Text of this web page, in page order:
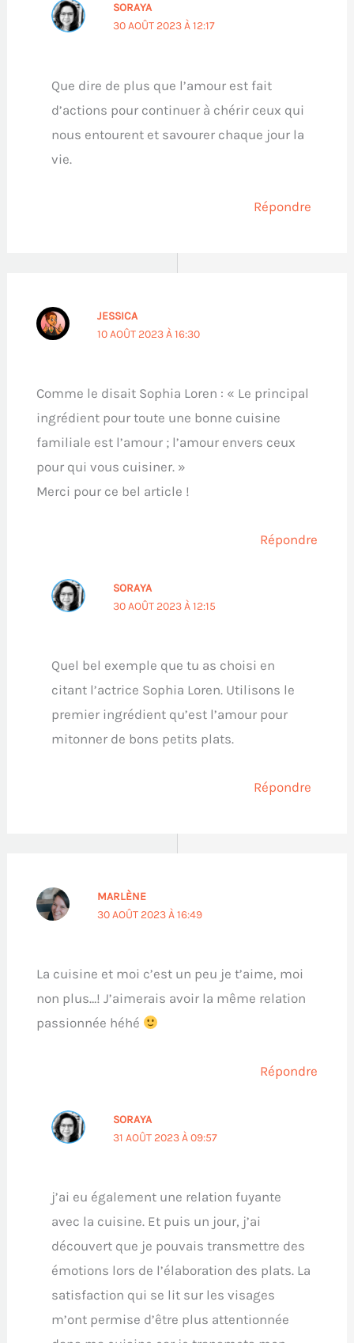
SORAYA
30 AOÛT 2023 À 12:17
Que dire de plus que l’amour est fait
d’actions pour continuer à chérir ceux qui
nous entourent et savourer chaque jour la
vie.
Répondre
JESSICA
10 AOÛT 2023 À 16:30
Comme le disait Sophia Loren : « Le principal
ingrédient pour toute une bonne cuisine
familiale est l’amour ; l’amour envers ceux
pour qui vous cuisiner. »
Merci pour ce bel article !
Répondre
SORAYA
30 AOÛT 2023 À 12:15
Quel bel exemple que tu as choisi en
citant l’actrice Sophia Loren. Utilisons le
premier ingrédient qu’est l’amour pour
mitonner de bons petits plats.
Répondre
MARLÈNE
30 AOÛT 2023 À 16:49
La cuisine et moi c’est un peu je t’aime, moi
non plus…! J’aimerais avoir la même relation
passionnée héhé
Répondre
SORAYA
31 AOÛT 2023 À 09:57
j’ai eu également une relation fuyante
avec la cuisine. Et puis un jour, j’ai
découvert que je pouvais transmettre des
émotions lors de l’élaboration des plats. La
satisfaction qui se lit sur les visages
m’ont permise d’être plus attentionnée